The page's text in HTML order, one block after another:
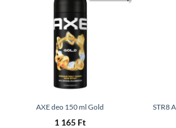
AXE deo 150 ml Gold
1 165 Ft
STR8